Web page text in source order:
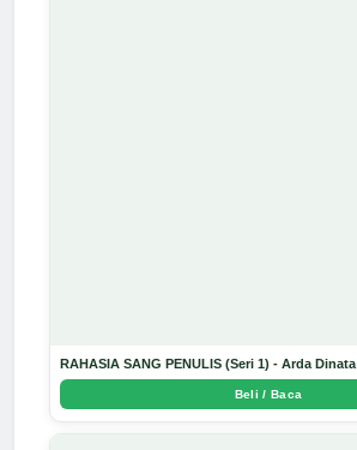
RAHASIA SANG PENULIS (Seri 1) - Arda Dinata
Beli / Baca